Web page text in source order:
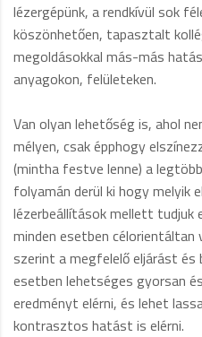
lézergépünk, a rendkívül sok
köszönhetően, tapasztalt
megoldásokkal más-más
anyagokon, felületeken.
Van olyan lehetőség is, ahol
mélyen, csak épphogy
(mintha festve lenne) a
folyamán derül ki hogy melyik
lézerbeállítások mellett tudjuk
minden esetben
szerint a megfelelő eljárást
esetben lehetséges gyorsan
eredményt elérni, és lehet
kontrasztos hatást is elérni.